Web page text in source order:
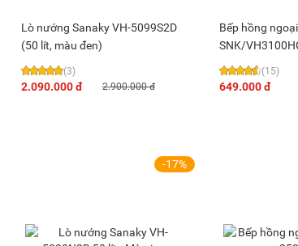
Lò nướng Sanaky VH-5099S2D
(50 lít, màu đen)
(3)
2.090.000 đ 2.900.000 đ
Bếp hồng
SNK/
(15)
649.000 đ
-17%